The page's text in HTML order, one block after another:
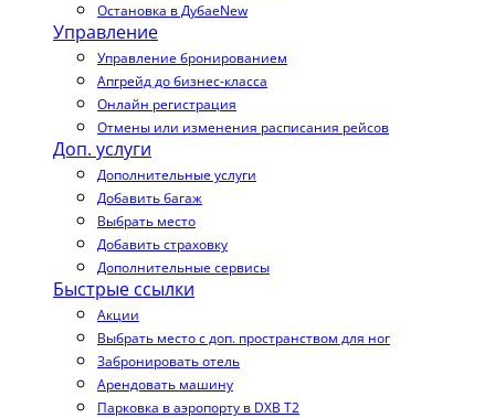
Остановка в ДубаеNew
Управление
Управление бронированием
Апгрейд до бизнес-класса
Онлайн регистрация
Отмены или изменения расписания рейсов
Доп. услуги
Дополнительные услуги
Добавить багаж
Выбрать место
Добавить страховку
Дополнительные сервисы
Быстрые ссылки
Акции
Выбрать место с доп. пространством для ног
Забронировать отель
Арендовать машину
Парковка в аэропорту в DXB T2